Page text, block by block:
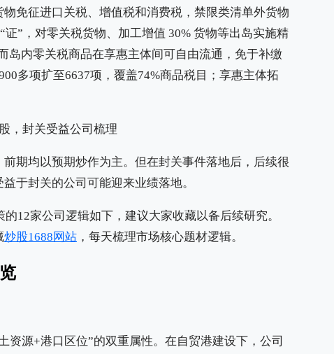
免征进口关税、增值税和消费税，禁限类清单外货物
”，对零关税货物、加工增值 30% 货物等出岛实施精
岛内零关税商品在享惠主体间可自由流通，免于补缴
多项扩至6637项，覆盖74%商品税目；享惠主体拓
期均以预期炒作为主。但在封关事件落地后，后续很
于封关的公司可能迎来业绩落地。
12家公司逻辑如下，建议大家收藏以备后续研究。
炒股1688网站 ，每天梳理市场核心题材逻辑。
源+港口区位”的双重属性。在自贸港建设下，公司